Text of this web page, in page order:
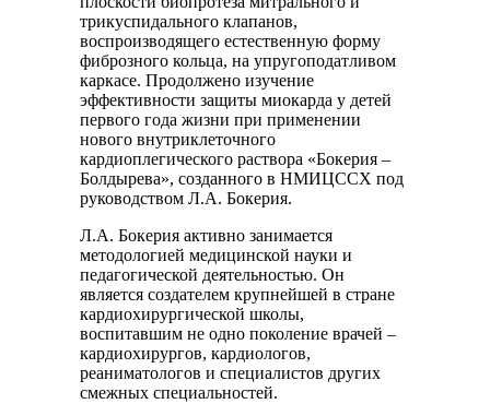
трикуспидального клапанов,
воспроизводящего естественную форму
фиброзного кольца, на упругоподатливом
каркасе. Продолжено изучение
эффективности защиты миокарда у детей
первого года жизни при применении
нового внутриклеточного
кардиоплегического раствора «Бокерия –
Болдырева», созданного в НМИЦССХ под
руководством Л.А. Бокерия.
Л.А. Бокерия активно занимается
методологией медицинской науки и
педагогической деятельностью. Он
является создателем крупнейшей в стране
кардиохирургической школы,
воспитавшим не одно поколение врачей –
кардиохирургов, кардиологов,
реаниматологов и специалистов других
смежных специальностей.